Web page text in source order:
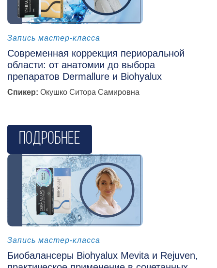
косметология
Запись мастер-класса
Современная коррекция периоральной
области: от анатомии до выбора
препаратов Dermallure и Biohyalux
Спикер: Окушко Ситора Самировна
Подробнее
косметология
Запись мастер-класса
Биобалансеры Biohyalux Mevita и Rejuven,